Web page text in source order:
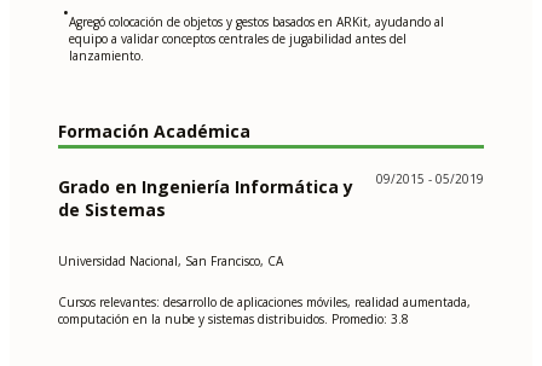
•Agregó colocación de objetos y gestos basados en ARKit, ayudando al
equipo a validar conceptos centrales de jugabilidad antes del
lanzamiento.
Formación Académica
Grado en Ingeniería Informática y
de Sistemas
09/2015 - 05/2019
Universidad Nacional, San Francisco, CA
Cursos relevantes: desarrollo de aplicaciones móviles, realidad aumentada,
computación en la nube y sistemas distribuidos. Promedio: 3.8